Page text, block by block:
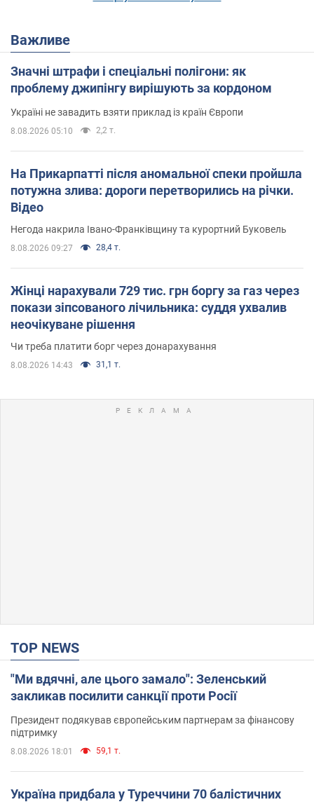
Важливе
Значні штрафи і спеціальні полігони: як
проблему джипінгу вирішують за кордоном
Україні не завадить взяти приклад із країн Європи
8.08.2026 05:10 2,2 т.
На Прикарпатті після аномальної спеки пройшла
потужна злива: дороги перетворились на річки.
Відео
Негода накрила Івано-Франківщину та курортний Буковель
8.08.2026 09:27 28,4 т.
Жінці нарахували 729 тис. грн боргу за газ через
покази зіпсованого лічильника: суддя ухвалив
неочікуване рішення
Чи треба платити борг через донарахування
8.08.2026 14:43 31,1 т.
TOP NEWS
"Ми вдячні, але цього замало": Зеленський
закликав посилити санкції проти Росії
Президент подякував європейським партнерам за фінансову
підтримку
8.08.2026 18:01 59,1 т.
Україна придбала у Туреччини 70 балістичних